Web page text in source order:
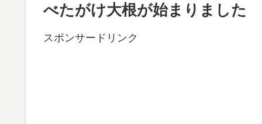
べたがけ大根が始まりました
スポンサードリンク